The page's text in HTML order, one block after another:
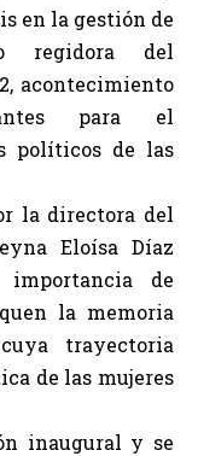
en la gestión de
regidora del
acontecimiento
para el
políticos de las
la directora del
Eloísa Díaz
importancia de
la memoria
trayectoria
de las mujeres
inaugural y se